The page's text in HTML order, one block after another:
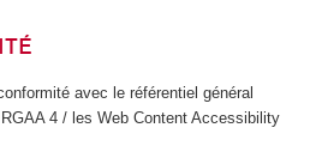
avec le référentiel général
4 / les Web Content Accessibility